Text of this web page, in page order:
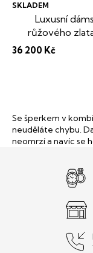
Luxusní
růžového
SKLADEM
36 200 Kč
Se šperkem v
neuděláte chybu.
neomrzí a navíc se